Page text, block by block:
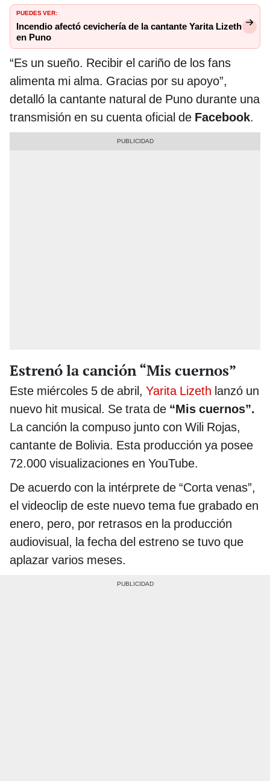
PUEDES VER:
Incendio afectó cevichería de la cantante Yarita Lizeth
en Puno
“Es un sueño. Recibir el cariño de los fans
alimenta mi alma. Gracias por su apoyo”,
detalló la cantante natural de Puno durante una
transmisión en su cuenta oficial de Facebook.
Estrenó la canción “Mis cuernos”
Este miércoles 5 de abril, Yarita Lizeth lanzó un
nuevo hit musical. Se trata de “Mis cuernos”.
La canción la compuso junto con Wili Rojas,
cantante de Bolivia. Esta producción ya posee
72.000 visualizaciones en YouTube.
De acuerdo con la intérprete de “Corta venas”,
el videoclip de este nuevo tema fue grabado en
enero, pero, por retrasos en la producción
audiovisual, la fecha del estreno se tuvo que
aplazar varios meses.